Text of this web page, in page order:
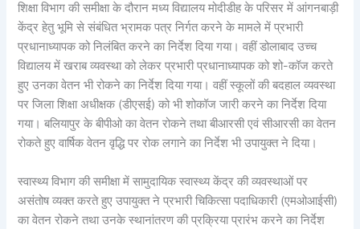
शिक्षा विभाग की समीक्षा के दौरान मध्य विद्यालय मोदीडीह के परिसर में आंगनबाड़ी
केंद्र हेतु भूमि से संबंधित भ्रामक पत्र निर्गत करने के मामले में प्रभारी
प्रधानाध्यापक को निलंबित करने का निर्देश दिया गया। वहीं डोलाबाद उच्च
विद्यालय में खराब व्यवस्था को लेकर प्रभारी प्रधानाध्यापक को शो-कॉज करते
हुए उनका वेतन भी रोकने का निर्देश दिया गया। वहीं स्कूलों की बदहाल व्यवस्था
पर जिला शिक्षा अधीक्षक (डीएसई) को भी शोकॉज जारी करने का निर्देश दिया
गया। बलियापुर के बीपीओ का वेतन रोकने तथा बीआरसी एवं सीआरसी का वेतन
रोकते हुए वार्षिक वेतन वृद्धि पर रोक लगाने का निर्देश भी उपायुक्त ने दिया।
स्वास्थ्य विभाग की समीक्षा में सामुदायिक स्वास्थ्य केंद्र की व्यवस्थाओं पर
असंतोष व्यक्त करते हुए उपायुक्त ने प्रभारी चिकित्सा पदाधिकारी (एमओआईसी)
का वेतन रोकने तथा उनके स्थानांतरण की प्रक्रिया प्रारंभ करने का निर्देश